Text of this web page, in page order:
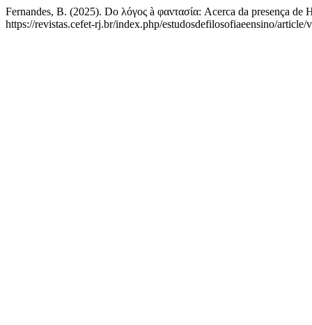
Fernandes, B. (2025). Do λόγος à φαντασία: Acerca da presença
https://revistas.cefet-rj.br/index.php/estudosdefilosofiaeensino/article/